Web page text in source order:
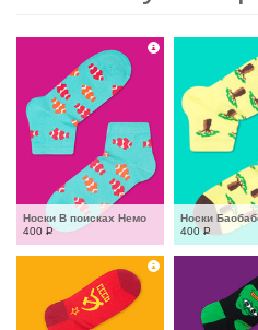
Носки В поисках Немо
400 Р
Носки
400 Р